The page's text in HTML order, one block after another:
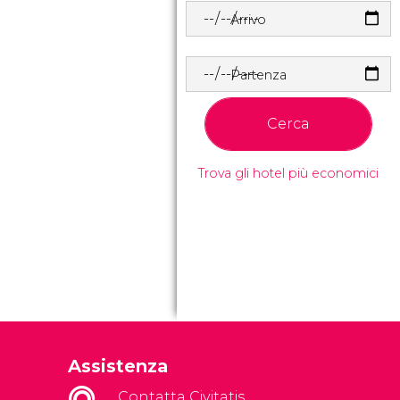
Arrivo
Partenza
Cerca
Trova gli hotel più economici
Assistenza
Contatta Civitatis